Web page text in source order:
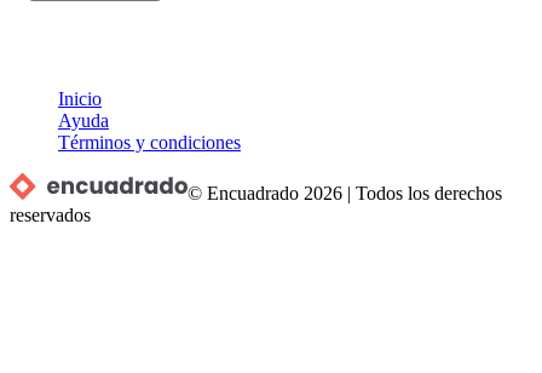
Inicio
Ayuda
Términos y condiciones
© Encuadrado 2026 |Todos los derechos
reservados